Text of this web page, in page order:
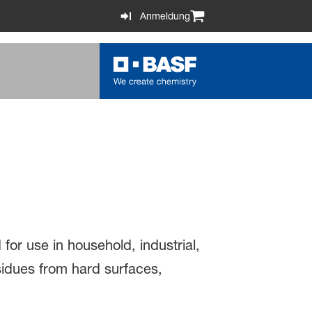
Anmeldung
use in household, industrial,
from hard surfaces,